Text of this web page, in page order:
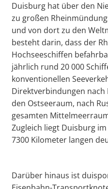
Duisburg hat über den
zu großen
und von dort zu den
besteht darin, dass der
Hochseeschiffen
jährlich rund 20 000
konventionellen
Direktverbindungen
den Ostseeraum, nach
gesamten
Zugleich liegt Duisburg
7300 Kilometer langen
Darüber hinaus ist